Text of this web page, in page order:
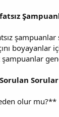
Sorular
olur mu?**